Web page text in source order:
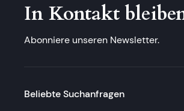
In Kontakt
Abonniere unseren Newsletter.
Beliebte Suchanfragen